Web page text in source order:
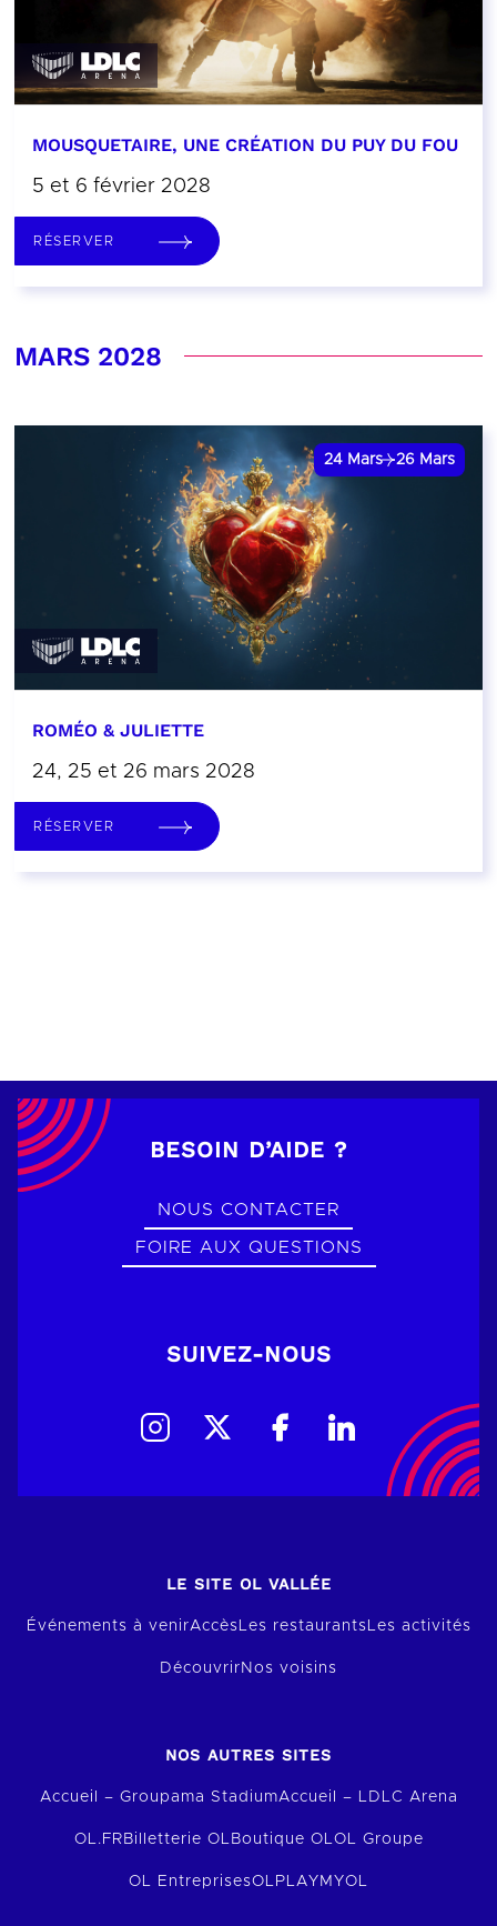
MOUSQUETAIRE, UNE CRÉATION DU PUY DU FOU
5 et 6 février 2028
RÉSERVER
MARS 2028
24 Mars 26 Mars
ROMÉO & JULIETTE
24, 25 et 26 mars 2028
RÉSERVER
BESOIN D’AIDE ?
NOUS CONTACTER
FOIRE AUX QUESTIONS
SUIVEZ-NOUS
LE SITE OL VALLÉE
Événements à venirAccèsLes restaurantsLes activités
Découvrir Nos voisins
NOS AUTRES SITES
Accueil – Groupama StadiumAccueil – LDLC Arena
OL.FR Billetterie OL Boutique OLOL Groupe
OL EntreprisesOLPLAY MYOL